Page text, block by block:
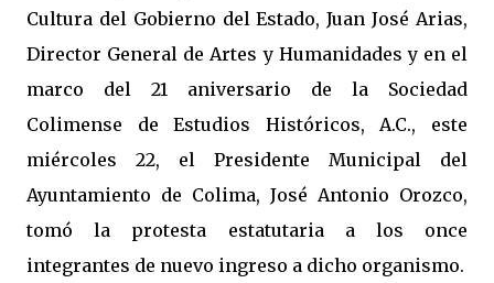
Cultura del Gobierno del Estado, Juan José Arias,
Director General de Artes y Humanidades y en el
marco del 21 aniversario de la Sociedad
Colimense de Estudios Históricos, A.C., este
miércoles 22, el Presidente Municipal del
Ayuntamiento de Colima, José Antonio Orozco,
tomó la protesta estatutaria a los once
integrantes de nuevo ingreso a dicho organismo.